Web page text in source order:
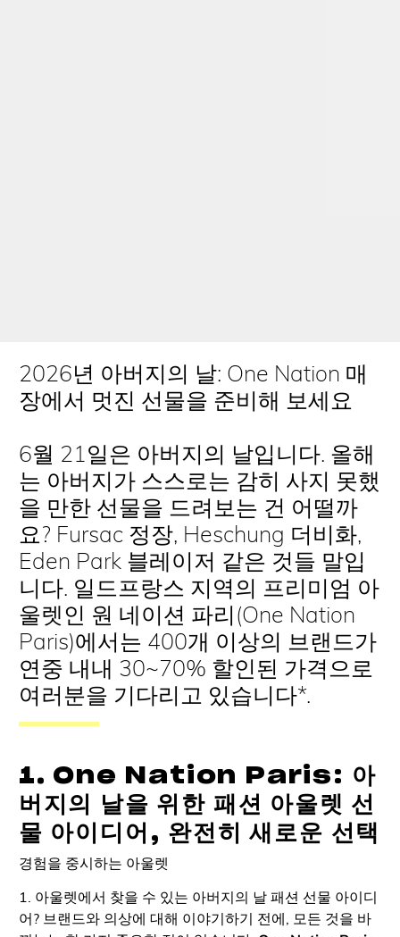
2026년 아버지의 날: One Nation 매
장에서 멋진 선물을 준비해 보세요
6월 21일은 아버지의 날입니다. 올해
는 아버지가 스스로는 감히 사지 못했
을 만한 선물을 드려보는 건 어떨까
요? Fursac 정장, Heschung 더비화,
Eden Park 블레이저 같은 것들 말입
니다. 일드프랑스 지역의 프리미엄 아
울렛인 원 네이션 파리(One Nation
Paris)에서는 400개 이상의 브랜드가
연중 내내 30~70% 할인된 가격으로
여러분을 기다리고 있습니다*.
1. One Nation Paris: 아
버지의 날을 위한 패션 아울렛 선
물 아이디어, 완전히 새로운 선택
경험을 중시하는 아울렛
1. 아울렛에서 찾을 수 있는 아버지의 날 패션 선물 아이디
어? 브랜드와 의상에 대해 이야기하기 전에, 모든 것을 바